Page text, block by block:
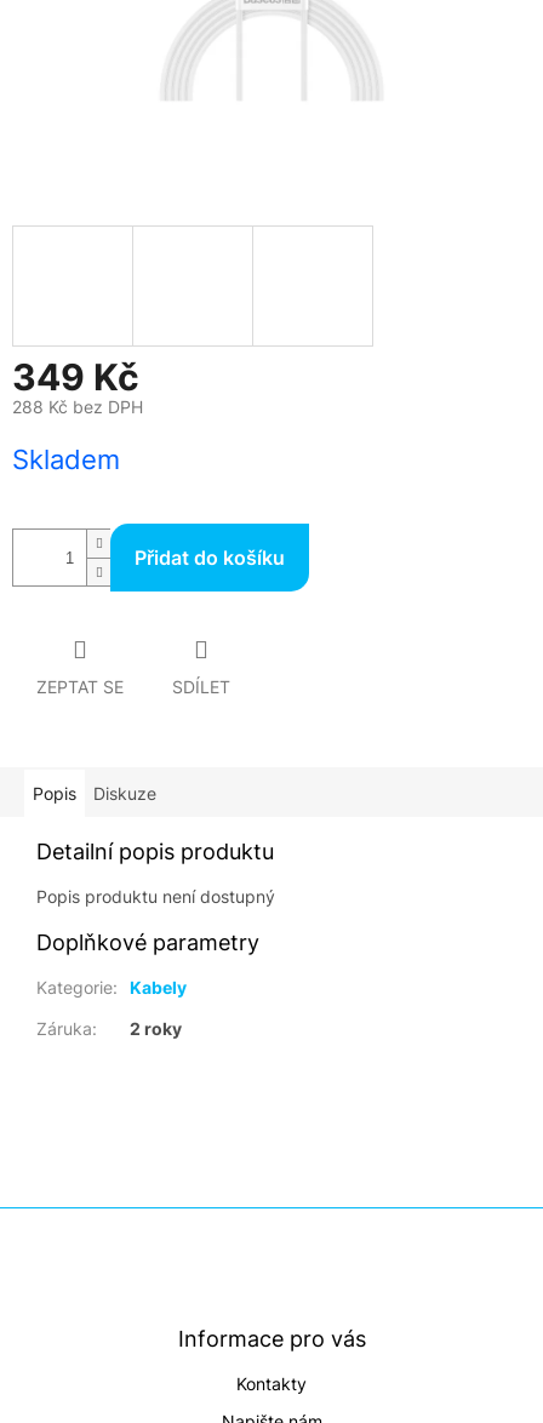
349 Kč
288 Kč bez DPH
cena:
Skladem
Přidat do košíku
ZEPTAT SE SDÍLET
Popis Diskuze
Detailní popis produktu
Popis produktu není dostupný
Doplňkové parametry
Kategorie:
Kabely
Záruka: 2 roky
Informace pro vás
Kontakty